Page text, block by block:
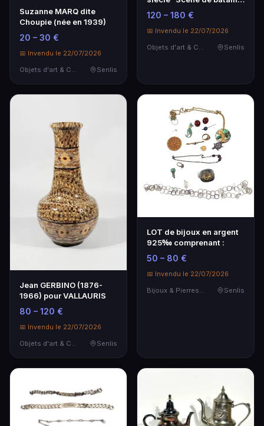
Suzanne MARQ dite
Choupie (née en 1939)
20 – 30 €
📅 Invendu le 22/07/2026
Objets d'art & Curiosités
Senlis
de la guerr…
120 – 180 €
📅 Invendu le 22/07/2026
Objets d'art & Curiosités
Senlis
Jean GERBINO (1876-
1966) pour VALLAURIS
80 – 120 €
📅 Invendu le 22/07/2026
Objets d'art & Curiosités
Senlis
LOT de bijoux en argent
925‰ comprenant :
50 – 80 €
📅 Invendu le 22/07/2026
Senlis